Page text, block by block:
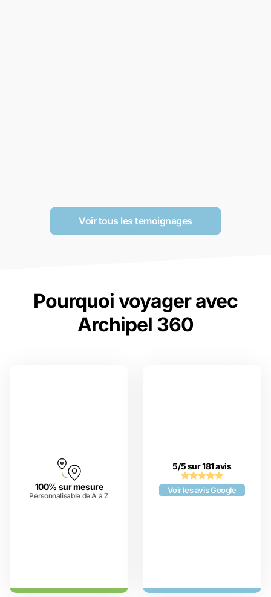
Voir tous les temoignages
Pourquoi voyager avec
Archipel 360
100% sur mesure
Personnalisable de A à Z
5/5 sur 181 avis
Voir les avis Google